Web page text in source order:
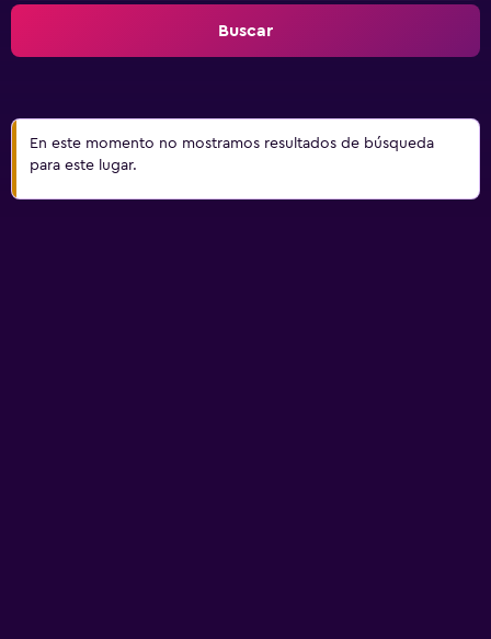
Buscar
En este momento no mostramos resultados de búsqueda
para este lugar.